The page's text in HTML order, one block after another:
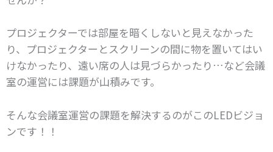
プロジェクターでは部屋を暗くしないと見えなかった
り、プロジェクターとスクリーンの間に物を置いてはい
けなかったり、遠い席の人は見づらかったり…など会議
室の運営には課題が山積みです。
そんな会議室運営の課題を解決するのがこのLEDビジョ
ンです！！